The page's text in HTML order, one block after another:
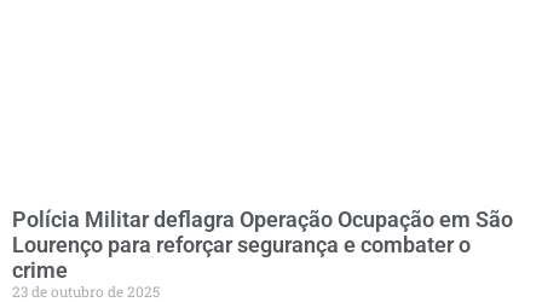
Polícia Militar deflagra Operação Ocupação em São
Lourenço para reforçar segurança e combater o
crime
23 de outubro de 2025